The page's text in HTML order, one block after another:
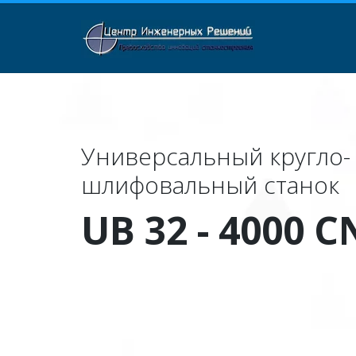
Универсальный кругло-
шлифовальный станок
UB 32 - 4000